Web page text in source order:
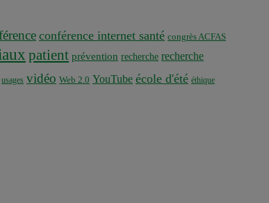
conférence internet santé congrès ACFAS
patient prévention recherche recherche
usages vidéo Web 2.0 YouTube école d'été éthique